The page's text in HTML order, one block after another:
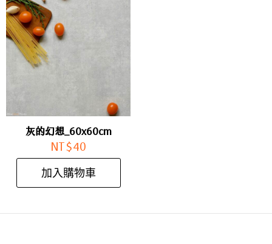
灰的幻想_60x60cm
NT$40
加入購物車